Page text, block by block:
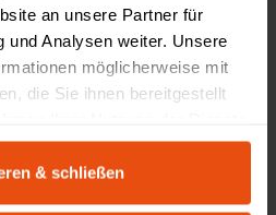
an unsere Partner für
und Analysen weiter. Unsere
möglicherweise mit
die Sie ihnen bereitgestellt
& schließen